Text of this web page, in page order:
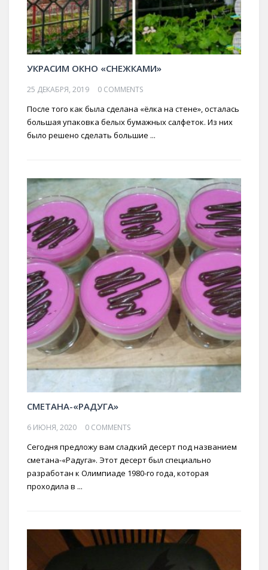
УКРАСИМ ОКНО «СНЕЖКАМИ»
25 ДЕКАБРЯ, 2019 0 COMMENTS
После того как была сделана «ёлка на стене», осталась
большая упаковка белых бумажных салфеток. Из них
было решено сделать большие ...
СМЕТАНА-«РАДУГА»
6 ИЮНЯ, 2020 0 COMMENTS
Сегодня предложу вам сладкий десерт под названием
сметана-«Радуга». Этот десерт был специально
разработан к Олимпиаде 1980-го года, которая
проходила в ...